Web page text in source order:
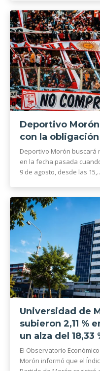
Deportivo
con la
Deportivo Morón
en la fecha pasada
9 de agosto, desde las
Universidad de
subieron 2,11 %
un alza del
El Observatorio
Morón informó que el